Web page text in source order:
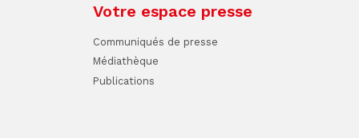
Votre espace presse
Communiqués de presse
Médiathèque
Publications